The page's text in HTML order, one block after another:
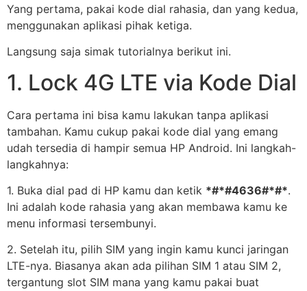
Yang pertama, pakai kode dial rahasia, dan yang kedua,
menggunakan aplikasi pihak ketiga.
Langsung saja simak tutorialnya berikut ini.
1. Lock 4G LTE via Kode Dial
Cara pertama ini bisa kamu lakukan tanpa aplikasi
tambahan. Kamu cukup pakai kode dial yang emang
udah tersedia di hampir semua HP Android. Ini langkah-
langkahnya:
1. Buka dial pad di HP kamu dan ketik *#*#4636#*#*.
Ini adalah kode rahasia yang akan membawa kamu ke
menu informasi tersembunyi.
2. Setelah itu, pilih SIM yang ingin kamu kunci jaringan
LTE-nya. Biasanya akan ada pilihan SIM 1 atau SIM 2,
tergantung slot SIM mana yang kamu pakai buat